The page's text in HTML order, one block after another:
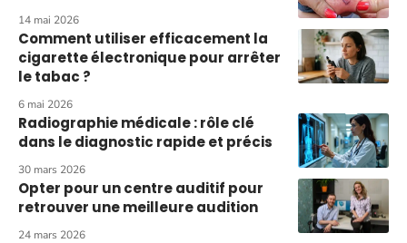
14 mai 2026
Comment utiliser efficacement la
cigarette électronique pour arrêter
le tabac ?
6 mai 2026
Radiographie médicale : rôle clé
dans le diagnostic rapide et précis
30 mars 2026
Opter pour un centre auditif pour
retrouver une meilleure audition
24 mars 2026